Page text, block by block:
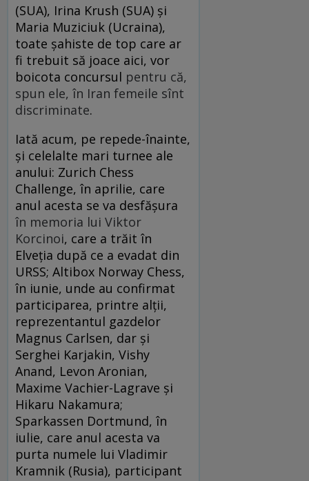
(SUA), Irina Krush (SUA) și
Maria Muziciuk (Ucraina),
toate șahiste de top care ar
fi trebuit să joace aici, vor
boicota concursul pentru că,
spun ele, în Iran femeile sînt
discriminate.
Iată acum, pe repede-înainte,
și celelalte mari turnee ale
anului: Zurich Chess
Challenge, în aprilie, care
anul acesta se va desfășura
în memoria lui Viktor
Korcinoi, care a trăit în
Elveția după ce a evadat din
URSS; Altibox Norway Chess,
în iunie, unde au confirmat
participarea, printre alții,
reprezentantul gazdelor
Magnus Carlsen, dar și
Serghei Karjakin, Vishy
Anand, Levon Aronian,
Maxime Vachier-Lagrave și
Hikaru Nakamura;
Sparkassen Dortmund, în
iulie, care anul acesta va
purta numele lui Vladimir
Kramnik (Rusia), participant